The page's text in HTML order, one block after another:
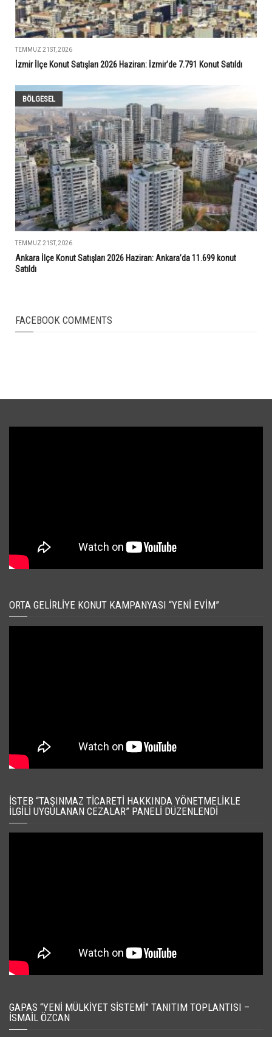
TEMMUZ 21ST, 2026
İzmir İlçe Konut Satışları 2026 Haziran: İzmir’de 7.791 Konut Satıldı
BÖLGESEL
TEMMUZ 21ST, 2026
Ankara İlçe Konut Satışları 2026 Haziran: Ankara’da 11.699 konut
Satıldı
FACEBOOK COMMENTS
ORTA GELIRLIYE KONUT KAMPANYASI “YENI EVIM”
İSTEB “TAŞINMAZ TICARETI HAKKINDA YÖNETMELIKLE
İLGILI UYGULANAN CEZALAR” PANELI DÜZENLENDI
GAPAS “YENI MÜLKIYET SISTEMI” TANITIM TOPLANTISI –
İSMAIL ÖZCAN